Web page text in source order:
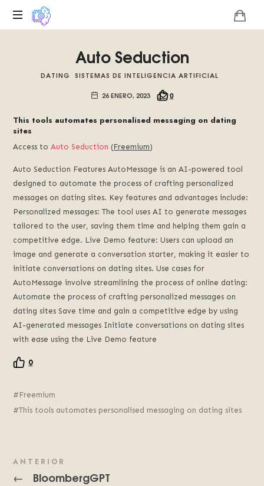
del
de
fomentamos
la
inteligencia
artificial
del
Auto Seduction
DATING SISTEMAS DE INTELIGENCIA ARTIFICIAL
26 ENERO, 2023
0
This tools automates personalised messaging on dating
sites
Access toAuto Seduction (Freemium)
Auto Seduction Features AutoMessage is an AI-powered tool
designed to automate the process of crafting personalized
messages on dating sites. Key features and advantages include:
Personalized messages: The tool uses AI to generate messages
tailored to the user, saving them time and helping them gain a
competitive edge. Live Demo feature: Users can upload an
image and generate a conversation starter, making it easier to
initiate conversations on dating sites. Use cases for
AutoMessage involve streamlining the process of online dating:
Automate the process of crafting personalized messages on
dating sites Save time and gain a competitive edge by using
AI-generated messages Initiate conversations on dating sites
with ease using the Live Demo feature
0
Freemium
This tools automates personalised messaging on dating sites
ANTERIOR
← BloombergGPT